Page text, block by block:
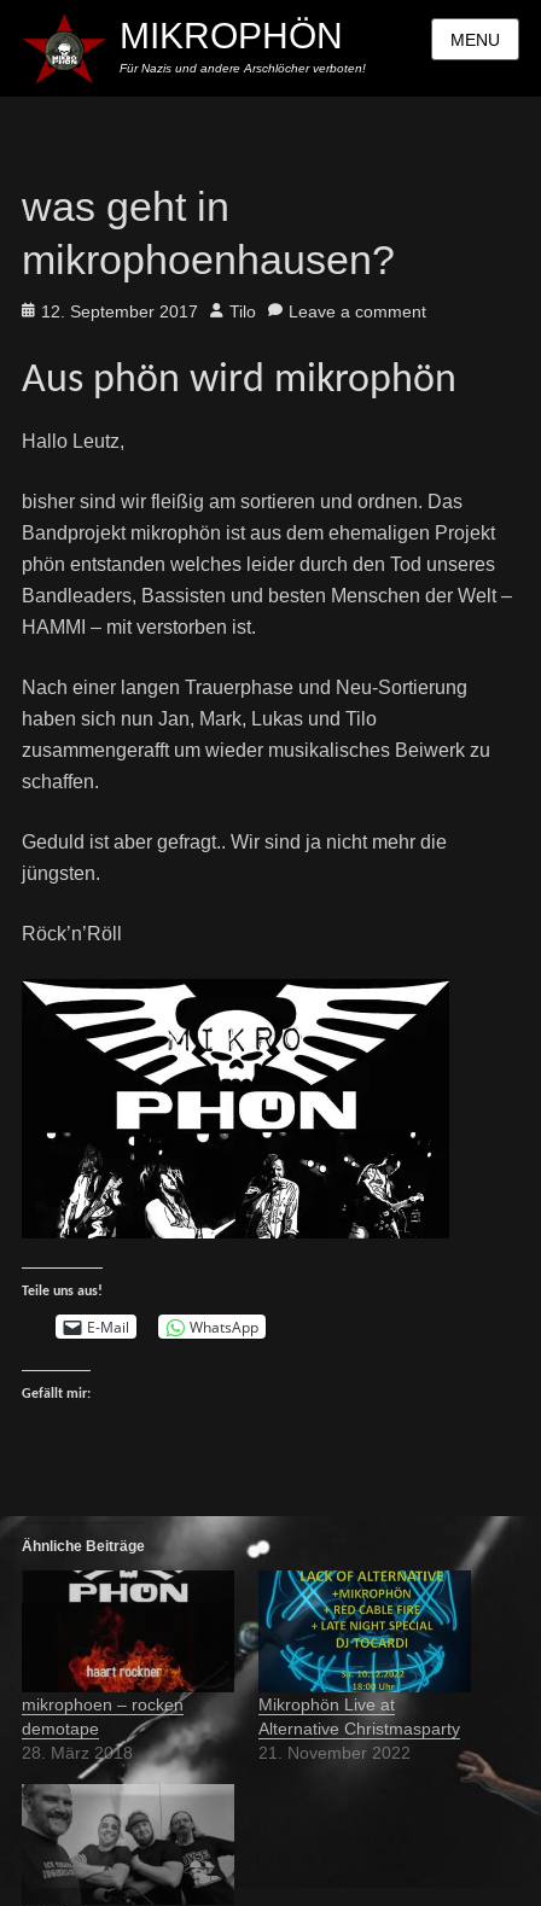
MIKROPHÖN
Für Nazis und andere Arschlöcher verboten!
MENU
was geht in
mikrophoenhausen?
Posted
12. September 2017 Author
Tilo Leave a comment
Aus phön wird mikrophön
Hallo Leutz,
bisher sind wir fleißig am sortieren und ordnen. Das
Bandprojekt mikrophön ist aus dem ehemaligen Projekt
phön entstanden welches leider durch den Tod unseres
Bandleaders, Bassisten und besten Menschen der Welt –
HAMMI – mit verstorben ist.
Nach einer langen Trauerphase und Neu-Sortierung
haben sich nun Jan, Mark, Lukas und Tilo
zusammengerafft um wieder musikalisches Beiwerk zu
schaffen.
Geduld ist aber gefragt.. Wir sind ja nicht mehr die
jüngsten.
Röck’n’Röll
Teile uns aus!
E-Mail WhatsApp
Gefällt mir:
Ähnliche Beiträge
mikrophoen – rocken
demotape
28. März 2018
Mikrophön Live at
Alternative Christmasparty
21. November 2022